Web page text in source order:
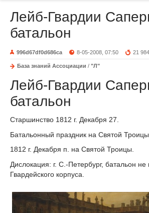
Лейб-Гвардии
батальон
996d67df0d686ca 8-05-2008, 07:50 21 984
База знаний Ассоциации / "Л"
Лейб-Гвардии
батальон
Старшинство 1812 г. Декабря 27.
Батальонный праздник на Святой Троицы.
1812 г. Декабря п. на Святой Троицы.
Дислокация: г. С.-Петербург, батальон не
Гвардейского корпуса.